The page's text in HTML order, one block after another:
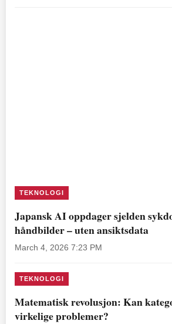
TEKNOLOGI
Japansk AI oppdager sjelden
håndbilder – uten ansiktsdata
March 4, 2026 7:23 PM
TEKNOLOGI
Matematisk revolusjon: Kan
virkelige problemer?